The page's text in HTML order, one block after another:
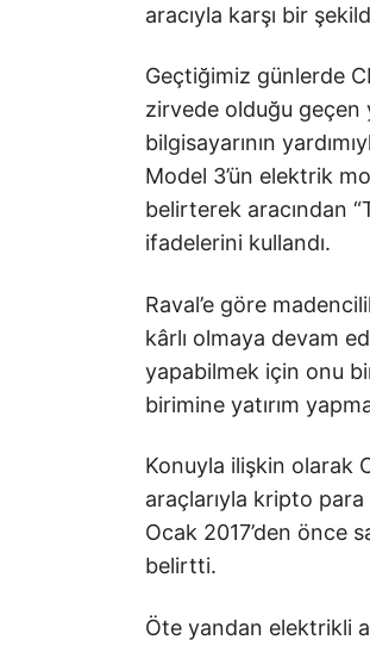
aracıyla karşı bir
Geçtiğimiz günlerde
zirvede olduğu geçen
bilgisayarının
Model 3’ün elektrik
belirterek aracından
ifadelerini kullandı.
Raval’e göre
kârlı olmaya devam
yapabilmek için onu
birimine yatırım
Konuyla ilişkin olarak
araçlarıyla kripto
Ocak 2017’den önce
belirtti.
Öte yandan elektrikli